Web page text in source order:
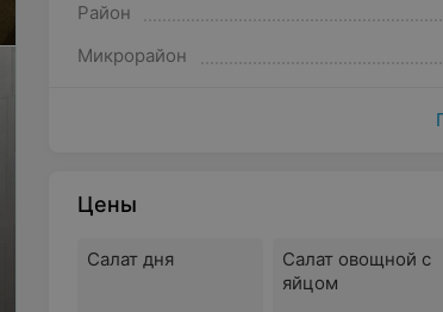
Район
Микрорайон
Цены
Салат дня
Салат овощной с
яйцом